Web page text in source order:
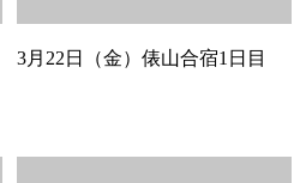
3月22日（金）俵山合宿1日目